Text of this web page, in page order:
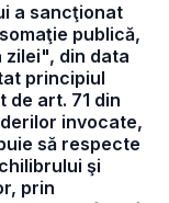
a sancţionat
publică,
zilei", din data
principiul
art. 71 din
invocate,
să respecte
şi
prin